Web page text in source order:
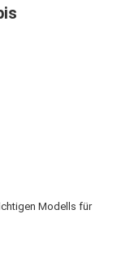
Modells für